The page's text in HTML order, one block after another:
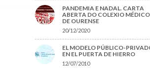
PANDEMIA E NADAL. CARTA
ABERTA DO COLEXIO MÉDICO
DE OURENSE
20/12/2020
EL MODELO PÚBLICO-
EN EL PUERTA DE HIERRO
12/07/2010